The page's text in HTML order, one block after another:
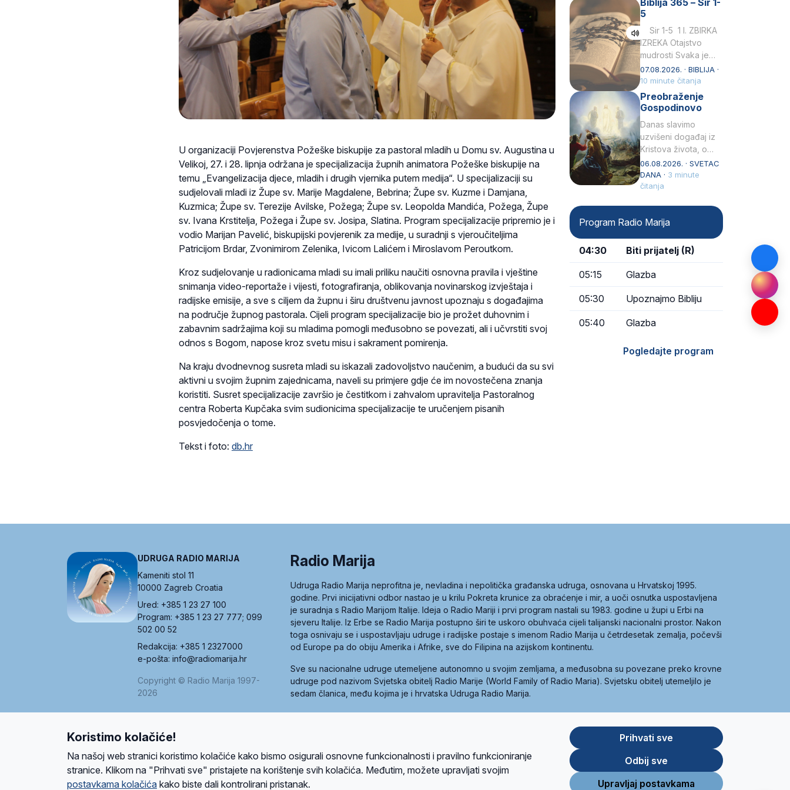
U organizaciji Povjerenstva Požeške biskupije za pastoral mladih u Domu sv. Augustina u
Velikoj, 27. i 28. lipnja održana je specijalizacija župnih animatora Požeške biskupije na
temu „Evangelizacija djece, mladih i drugih vjernika putem medija“. U specijalizaciji su
sudjelovali mladi iz Župe sv. Marije Magdalene, Bebrina; Župe sv. Kuzme i Damjana,
Kuzmica; Župe sv. Terezije Avilske, Požega; Župe sv. Leopolda Mandića, Požega, Župe
sv. Ivana Krstitelja, Požega i Župe sv. Josipa, Slatina. Program specijalizacije pripremio je i
vodio Marijan Pavelić, biskupijski povjerenik za medije, u suradnji s vjeroučiteljima
Patricijom Brdar, Zvonimirom Zelenika, Ivicom Lalićem i Miroslavom Peroutkom.
Kroz sudjelovanje u radionicama mladi su imali priliku naučiti osnovna pravila i vještine
snimanja video-reportaže i vijesti, fotografiranja, oblikovanja novinarskog izvještaja i
radijske emisije, a sve s ciljem da župnu i širu društvenu javnost upoznaju s događajima
na područje župnog pastorala. Cijeli program specijalizacije bio je prožet duhovnim i
zabavnim sadržajima koji su mladima pomogli međusobno se povezati, ali i učvrstiti svoj
odnos s Bogom, napose kroz svetu misu i sakrament pomirenja.
Na kraju dvodnevnog susreta mladi su iskazali zadovoljstvo naučenim, a budući da su svi
aktivni u svojim župnim zajednicama, naveli su primjere gdje će im novostečena znanja
koristiti. Susret specijalizacije završio je čestitkom i zahvalom upravitelja Pastoralnog
centra Roberta Kupčaka svim sudionicima specijalizacije te uručenjem pisanih
posvjedočenja o tome.
Tekst i foto: db.hr
rođenjem Grk.
Obnovio je odnose s
afričkim…
Biblija 365 – Sir 1-
5
Sir 1-5 1 I. ZBIRKA
IZREKA Otajstvo
mudrosti Svaka je
mudrost od Gospoda
i s njime je dovijeka.2
Tko će…
07.08.2026. · BIBLIJA ·
10 minute čitanja
Preobraženje
Gospodinovo
Danas slavimo
uzvišeni događaj iz
Kristova života, o
kojem nas izvješćuju
evanđelisti Matej,
Marko i Luka te sveti
06.08.2026. · SVETAC
DANA · 3 minute
čitanja
Program Radio Marija
04:30 Biti prijatelj (R)
05:15 Glazba
05:30 Upoznajmo Bibliju
05:40 Glazba
Pogledajte program
UDRUGA RADIO MARIJA
Kameniti stol 11
10000 Zagreb Croatia
Ured: +385 1 23 27 100
Program: +385 1 23 27 777; 099
502 00 52
Redakcija: +385 1 2327000
e-pošta: info@radiomarija.hr
Copyright © Radio Marija 1997-
2026
Radio Marija
Udruga Radio Marija neprofitna je, nevladina i nepolitička građanska udruga, osnovana u Hrvatskoj 1995.
godine. Prvi inicijativni odbor nastao je u krilu Pokreta krunice za obraćenje i mir, a uoči osnutka uspostavljena
je suradnja s Radio Marijom Italije. Ideja o Radio Mariji i prvi program nastali su 1983. godine u župi u Erbi na
sjeveru Italije. Iz Erbe se Radio Marija postupno širi te uskoro obuhvaća cijeli talijanski nacionalni prostor. Nakon
toga osnivaju se i uspostavljaju udruge i radijske postaje s imenom Radio Marija u četrdesetak zemalja, počevši
od Europe pa do obiju Amerika i Afrike, sve do Filipina na azijskom kontinentu.
Sve su nacionalne udruge utemeljene autonomno u svojim zemljama, a međusobna su povezane preko krovne
udruge pod nazivom Svjetska obitelj Radio Marije (World Family of Radio Maria). Svjetsku obitelj utemeljilo je
sedam članica, među kojima je i hrvatska Udruga Radio Marija.
Ova stranica je zaštićena Google reCAPTCHA sustavom Store
Koristimo kolačiće!
Na našoj web stranici koristimo kolačiće kako bismo osigurali osnovne funkcionalnosti i pravilno funkcioniranje
stranice. Klikom na "Prihvati sve" pristajete na korištenje svih kolačića. Međutim, možete upravljati svojim
postavkama kolačića kako biste dali kontrolirani pristanak.
Prihvati sve
Odbij sve
Upravljaj postavkama